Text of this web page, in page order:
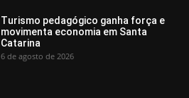
Turismo pedagógico ganha força e
movimenta economia em Santa
Catarina
6 de agosto de 2026